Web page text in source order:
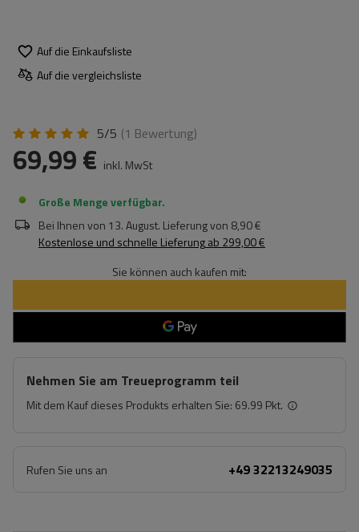
Auf die Einkaufsliste
Auf die vergleichsliste
5/5 (1 Bewertung)
69,99 € inkl. MwSt
Große Menge verfügbar
Bei Ihnen von 13. August. Lieferung von 8,90 €
Kostenlose und schnelle Lieferungab 299,00 €
Sie können auch kaufen mit:
Nehmen Sie am Treueprogramm teil
Mit dem Kauf dieses Produkts erhalten Sie: 69.99 Pkt.
Rufen Sie uns an +49 32213249035